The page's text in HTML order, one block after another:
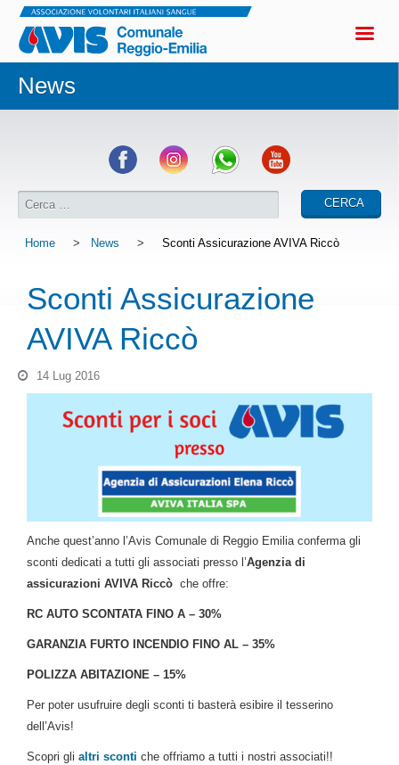
News
Home > News > Sconti Assicurazione AVIVA Riccò
Sconti Assicurazione
AVIVA Riccò
14 Lug 2016
Anche quest’anno l’Avis Comunale di Reggio Emilia conferma gli
sconti dedicati a tutti gli associati presso l’Agenzia di
assicurazioni AVIVA Riccò che offre:
RC AUTO SCONTATA FINO A – 30%
GARANZIA FURTO INCENDIO FINO AL – 35%
POLIZZA ABITAZIONE – 15%
Per poter usufruire degli sconti ti basterà esibire il tesserino
dell’Avis!
Scopri gli altri sconti che offriamo a tutti i nostri associati!!